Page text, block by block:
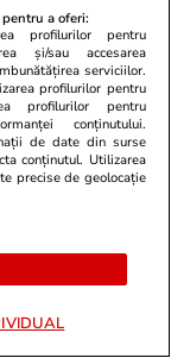
Reportaj
10:00
a oferi:
profilurilor pentru
și/sau accesarea
serviciilor.
profilurilor pentru
profilurilor pentru
conținutului.
de date din surse
conținutul. Utilizarea
precise de geolocație